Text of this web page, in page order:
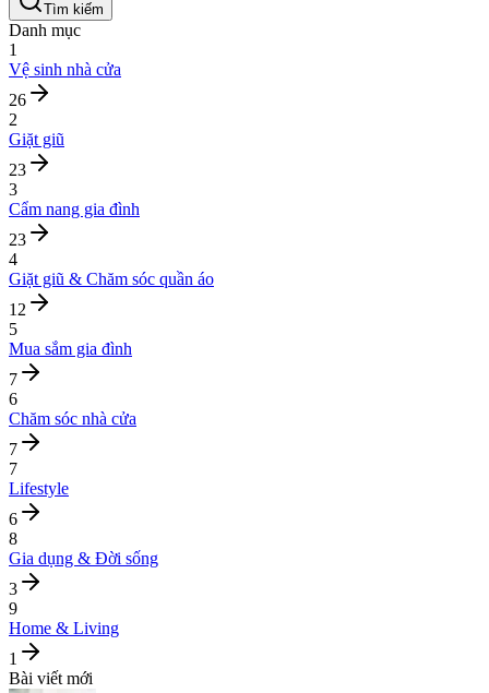
Tìm kiếm
Danh mục
1
Vệ sinh nhà cửa
26
2
Giặt giũ
23
3
Cẩm nang gia đình
23
4
Giặt giũ & Chăm sóc quần áo
12
5
Mua sắm gia đình
7
6
Chăm sóc nhà cửa
7
7
Lifestyle
6
8
Gia dụng & Đời sống
3
9
Home & Living
1
Bài viết mới